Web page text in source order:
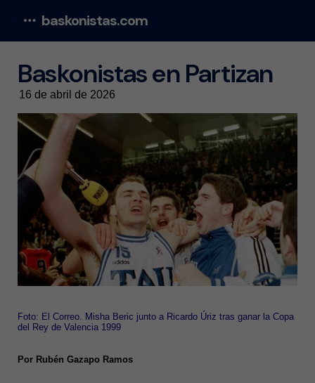
baskonistas.com
Baskonistas en Partizan
16 de abril de 2026
Foto: El Correo. Misha Beric junto a Ricardo Úriz tras ganar la Copa
del Rey de Valencia 1999
Por Rubén Gazapo Ramos